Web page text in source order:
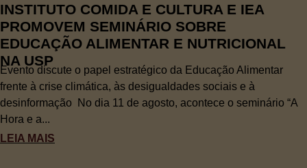
INSTITUTO COMIDA E CULTURA E IEA
PROMOVEM SEMINÁRIO SOBRE
EDUCAÇÃO ALIMENTAR E NUTRICIONAL
NA USP
Evento discute o papel estratégico da Educação Alimentar
frente à crise climática, às desigualdades sociais e à
desinformação No dia 11 de agosto, acontece o seminário “A
Hora e a...
LEIA MAIS